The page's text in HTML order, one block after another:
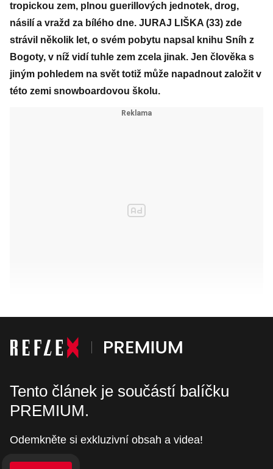
tropickou zem, plnou guerillových jednotek, drog,
násilí a vražd za bílého dne. JURAJ LIŠKA (33) zde
strávil několik let, o svém pobytu napsal knihu Sníh z
Bogoty, v níž vidí tuhle zem zcela jinak. Jen člověka s
jiným pohledem na svět totiž může napadnout založit v
této zemi snowboardovou školu.
Tento článek je součástí balíčku
PREMIUM.
Odemkněte si exkluzivní obsah a videa!